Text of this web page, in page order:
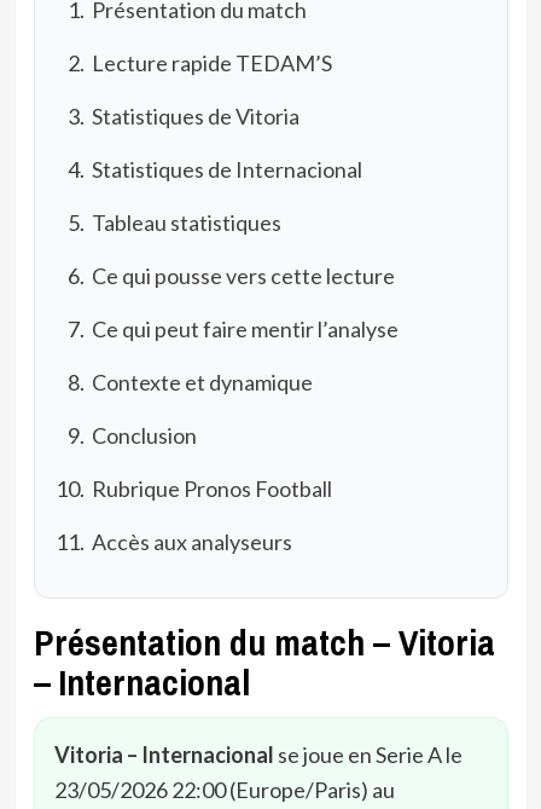
Présentation du match
Lecture rapide TEDAM’S
Statistiques de Vitoria
Statistiques de Internacional
Tableau statistiques
Ce qui pousse vers cette lecture
Ce qui peut faire mentir l’analyse
Contexte et dynamique
Conclusion
Rubrique Pronos Football
Accès aux analyseurs
Présentation du match – Vitoria
– Internacional
Vitoria – Internacional se joue en Serie A le
23/05/2026 22:00 (Europe/Paris) au